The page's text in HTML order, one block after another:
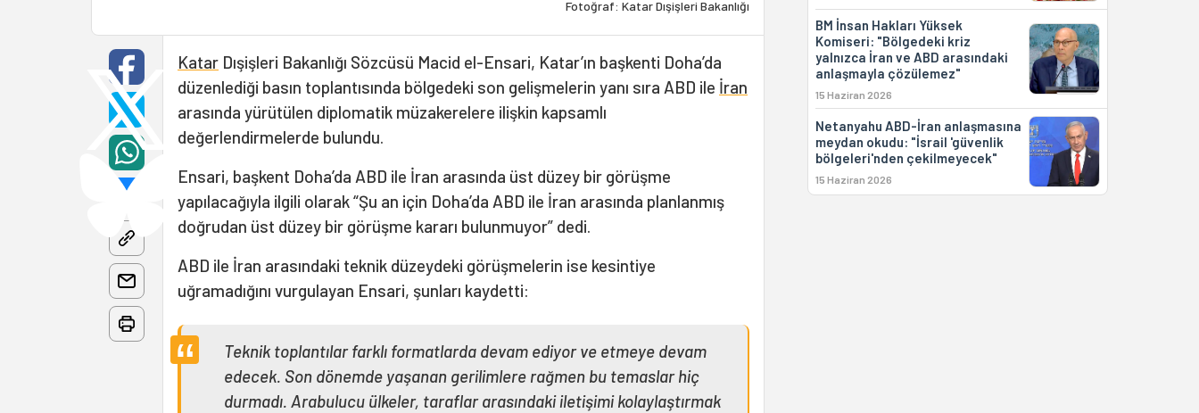
Fotoğraf: Katar Dışişleri Bakanlığı
Katar Dışişleri Bakanlığı Sözcüsü Macid el-Ensari, Katar’ın başkenti Doha’da
düzenlediği basın toplantısında bölgedeki son gelişmelerin yanı sıra ABD ile İran
arasında yürütülen diplomatik müzakerelere ilişkin kapsamlı
değerlendirmelerde bulundu.
Ensari, başkent Doha’da ABD ile İran arasında üst düzey bir görüşme
yapılacağıyla ilgili olarak “Şu an için Doha’da ABD ile İran arasında planlanmış
doğrudan üst düzey bir görüşme kararı bulunmuyor” dedi.
ABD ile İran arasındaki teknik düzeydeki görüşmelerin ise kesintiye
uğramadığını vurgulayan Ensari, şunları kaydetti:
Teknik toplantılar farklı formatlarda devam ediyor ve etmeye devam
edecek. Son dönemde yaşanan gerilimlere rağmen bu temaslar hiç
durmadı. Arabulucu ülkeler, taraflar arasındaki iletişimi kolaylaştırmak
BM İnsan Hakları Yüksek
Komiseri: "Bölgedeki kriz
yalnızca İran ve ABD arasındaki
anlaşmayla çözülemez"
15 Haziran 2026
Netanyahu ABD-İran anlaşmasına
meydan okudu: "İsrail 'güvenlik
bölgeleri'nden çekilmeyecek"
15 Haziran 2026